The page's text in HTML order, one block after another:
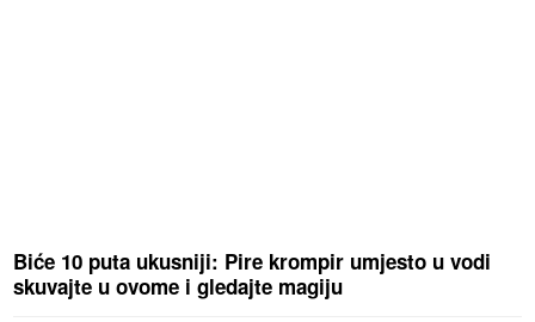
Biće 10 puta ukusniji: Pire krompir umjesto u vodi
skuvajte u ovome i gledajte magiju